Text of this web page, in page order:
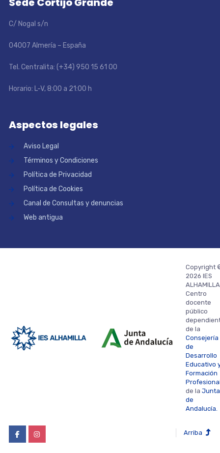
C/ Nogal s/n
04007 Almería – España
Tel. Centralita: (+34) 950 15 61 00
Horario: L-V, 8:00 a 21:00 h
Aspectos legales
Aviso Legal
Términos y Condiciones
Política de Privacidad
Política de Cookies
Canal de Consultas y denuncias
Web antigua
Copyright
2026 IES
Centro
docente
público
de la
Consejería
de
Desarrollo
Educativo
Formación
de la Junta
de
Andalucía.
Arriba